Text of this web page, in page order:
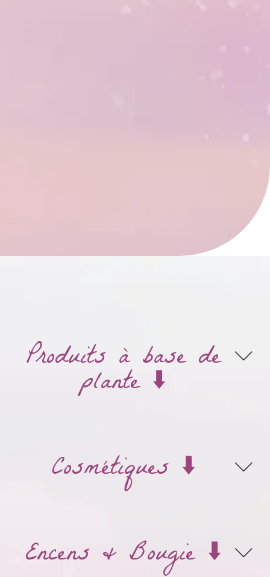
Produits à base de
plante ⬇️
Cosmétiques ⬇️
Encens & Bougie ⬇️